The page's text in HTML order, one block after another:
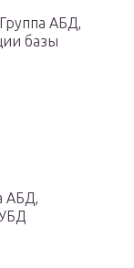
АБД,
базы
АБД,